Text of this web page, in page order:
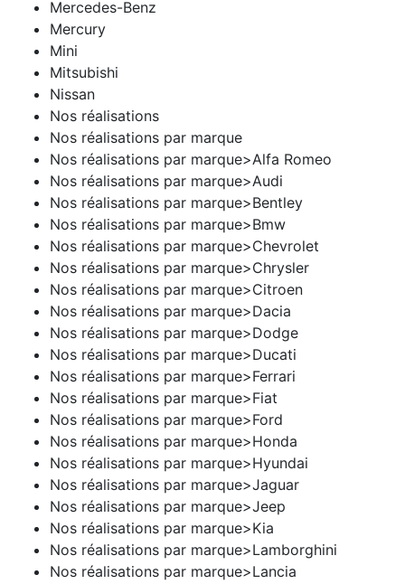
Mercedes-Benz
Mercury
Mini
Mitsubishi
Nissan
Nos réalisations
Nos réalisations par marque
Nos réalisations par marque>Alfa Romeo
Nos réalisations par marque>Audi
Nos réalisations par marque>Bentley
Nos réalisations par marque>Bmw
Nos réalisations par marque>Chevrolet
Nos réalisations par marque>Chrysler
Nos réalisations par marque>Citroen
Nos réalisations par marque>Dacia
Nos réalisations par marque>Dodge
Nos réalisations par marque>Ducati
Nos réalisations par marque>Ferrari
Nos réalisations par marque>Fiat
Nos réalisations par marque>Ford
Nos réalisations par marque>Honda
Nos réalisations par marque>Hyundai
Nos réalisations par marque>Jaguar
Nos réalisations par marque>Jeep
Nos réalisations par marque>Kia
Nos réalisations par marque>Lamborghini
Nos réalisations par marque>Lancia